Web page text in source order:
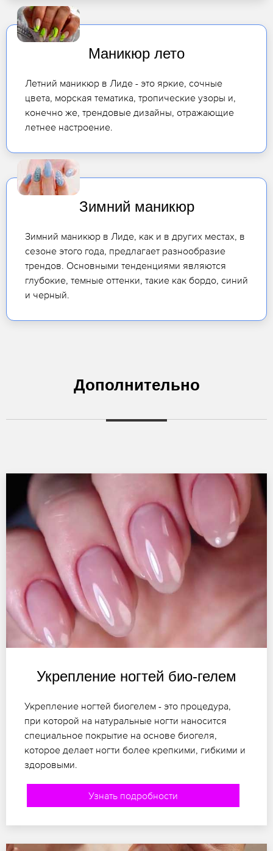
Маникюр лето
Летний маникюр в Лиде - это яркие, сочные
цвета, морская тематика, тропические узоры и,
конечно же, трендовые дизайны, отражающие
летнее настроение.
Зимний маникюр
Зимний маникюр в Лиде, как и в других местах, в
сезоне этого года, предлагает разнообразие
трендов. Основными тенденциями являются
глубокие, темные оттенки, такие как бордо, синий
и черный.
Дополнительно
Укрепление ногтей био-гелем
Укрепление ногтей биогелем - это процедура,
при которой на натуральные ногти наносится
специальное покрытие на основе биогеля,
которое делает ногти более крепкими, гибкими и
здоровыми.
Узнать подробности